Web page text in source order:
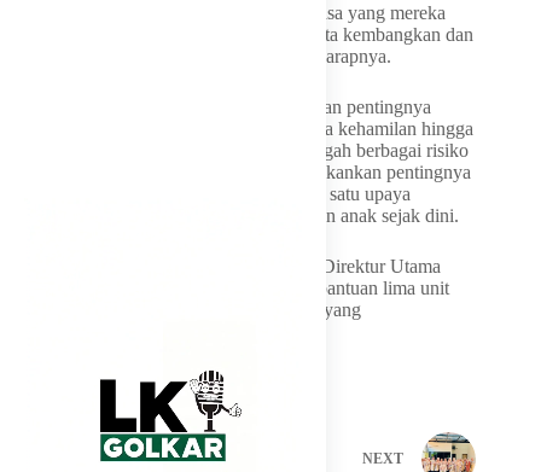
pernah tahu bakat dan kemampuan luar biasa yang mereka
miliki. Mereka punya talenta yang harus kita kembangkan dan
kemampuan yang harus kita perhatikan,” harapnya.
Sebagai penutup, Wagub Idah mengingatkan pentingnya
menjaga kesehatan ibu dan anak sejak masa kehamilan hingga
1.000 hari pertama kehidupan guna mencegah berbagai risiko
gangguan kesehatan bawaan. Ia juga menekankan pentingnya
pemberian imunisasi campak sebagai salah satu upaya
melindungi tumbuh kembang dan kesehatan anak sejak dini.
Dalam kegiatan tersebut, owner sekaligus Direktur Utama
NOBEL Lewis Brata, juga menyerahkan bantuan lima unit
alat bantu dengar gratis kepada anak-anak yang
PREVIOUS NEXT